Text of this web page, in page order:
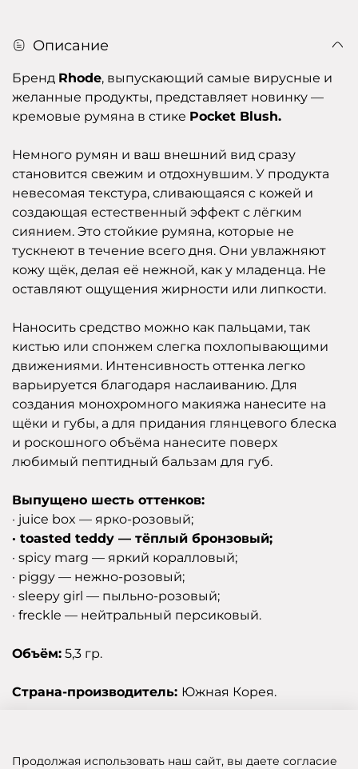
Описание
Бренд Rhode, выпускающий самые вирусные и
желанные продукты, представляет новинку —
кремовые румяна в стике Pocket Blush.
Немного румян и ваш внешний вид сразу
становится свежим и отдохнувшим. У продукта
невесомая текстура, сливающаяся с кожей и
создающая естественный эффект с лёгким
сиянием. Это стойкие румяна, которые не
тускнеют в течение всего дня. Они увлажняют
кожу щёк, делая её нежной, как у младенца. Не
оставляют ощущения жирности или липкости.
Наносить средство можно как пальцами, так
кистью или спонжем слегка похлопывающими
движениями. Интенсивность оттенка легко
варьируется благодаря наслаиванию. Для
создания монохромного макияжа нанесите на
щёки и губы, а для придания глянцевого блеска
и роскошного объёма нанесите поверх
любимый пептидный бальзам для губ.
Выпущено шесть оттенков:
· juice box — ярко-розовый;
· toasted teddy — тёплый бронзовый;
· spicy marg — яркий коралловый;
· piggy — нежно-розовый;
· sleepy girl — пыльно-розовый;
· freckle — нейтральный персиковый.
Объём: 5,3 гр.
Страна-производитель: Южная Корея.
Продолжая использовать наш сайт, вы даете согласие